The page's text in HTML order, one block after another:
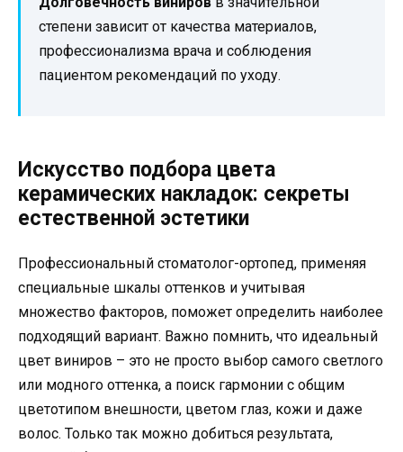
степени зависит от качества материалов,
профессионализма врача и соблюдения
пациентом рекомендаций по уходу.
Искусство подбора цвета
керамических накладок: секреты
естественной эстетики
Профессиональный стоматолог-ортопед, применяя
специальные шкалы оттенков и учитывая
множество факторов, поможет определить наиболее
подходящий вариант. Важно помнить, что идеальный
цвет виниров – это не просто выбор самого светлого
или модного оттенка, а поиск гармонии с общим
цветотипом внешности, цветом глаз, кожи и даже
волос. Только так можно добиться результата,